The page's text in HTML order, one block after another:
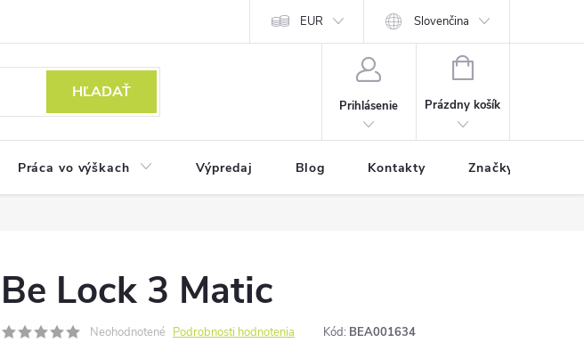
EUR Slovenčina
HĽADAŤ
Prihlásenie
NÁKUPNÝ
Prázdny košík
Práca vo výškach Výpredaj Blog Kontakty Značky
Be Lock 3 Matic
Neohodnotené Podrobnosti hodnotenia Kód: BEA001634